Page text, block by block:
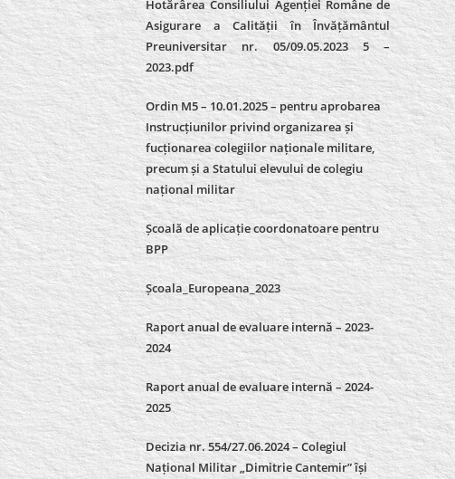
Hotărârea Consiliului Agenției Române de
Asigurare a Calității în Învățământul
Preuniversitar nr. 05/09.05.2023 5 –
2023.pdf
Ordin M5 – 10.01.2025 – pentru aprobarea
Instrucțiunilor privind organizarea și
fucționarea colegiilor naționale militare,
precum și a Statului elevului de colegiu
național militar
Școală de aplicație coordonatoare pentru
BPP
Școala_Europeana_2023
Raport anual de evaluare internă – 2023-
2024
Raport anual de evaluare internă –2024-
2025
Decizia nr. 554/27.06.2024 – Colegiul
Național Militar „Dimitrie Cantemir” își